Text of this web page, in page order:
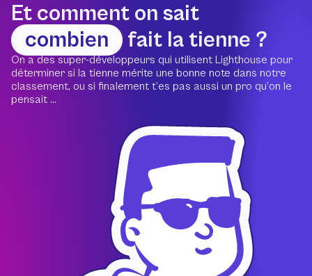
Et comment on sait
combien
fait la tienne ?
On a des super-développeurs qui utilisent Lighthouse pour
déterminer si la tienne mérite une bonne note dans notre
classement, ou si finalement t’es pas aussi un pro qu’on le
pensait ...